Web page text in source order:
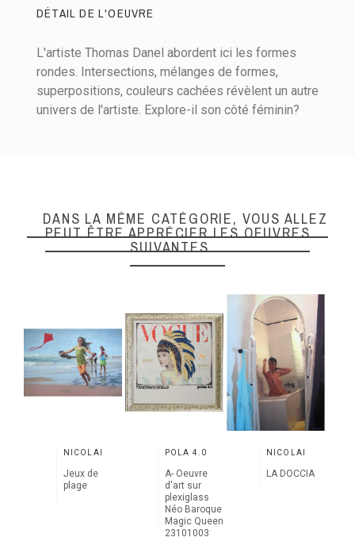
DÉTAIL DE L'OEUVRE
L'artiste Thomas Danel abordent ici les formes
rondes. Intersections, mélanges de formes,
superpositions, couleurs cachées révèlent un autre
univers de l'artiste. Explore-il son côté féminin?
Matières Acrylique sur toile
Epaisseur (cm) 2
DANS LA MÊME CATÉGORIE, VOUS ALLEZ
PEUT ÊTRE APPRÉCIER LES OEUVRES
SUIVANTES
NICOLAÏ
Jeux de
plage
POLA 4.0
A- Oeuvre
d'art sur
plexiglass
Néo Baroque
Magic Queen
23101003
NICOLAÏ
LA DOCCIA